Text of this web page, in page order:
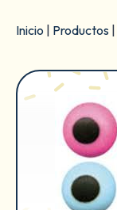
Inicio Productos